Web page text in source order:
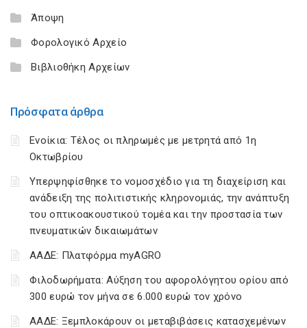
Άποψη
Φορολογικό Αρχείο
Βιβλιοθήκη Αρχείων
Πρόσφατα άρθρα
Ενοίκια: Τέλος οι πληρωμές με μετρητά από 1η
Οκτωβρίου
Υπερψηφίσθηκε το νομοσχέδιο για τη διαχείριση και
ανάδειξη της πολιτιστικής κληρονομιάς, την ανάπτυξη
του οπτικοακουστικού τομέα και την προστασία των
πνευματικών δικαιωμάτων
ΑΑΔΕ: Πλατφόρμα myAGRO
Φιλοδωρήματα: Αύξηση του αφορολόγητου ορίου από
300 ευρώ τον μήνα σε 6.000 ευρώ τον χρόνο
ΑΑΔΕ: Ξεμπλοκάρουν οι μεταβιβάσεις κατασχεμένων